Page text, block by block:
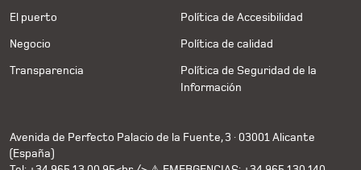
El puerto
Negocio
Transparencia
Política de Accesibilidad
Política de calidad
Política de Seguridad de la
Información
Avenida de Perfecto Palacio de la Fuente, 3 · 03001 Alicante
(España)